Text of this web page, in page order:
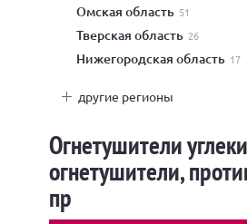
Омская область 51
Тверская область 26
Нижегородская область 17
другие регионы
Огнетушители
огнетушители,
пр